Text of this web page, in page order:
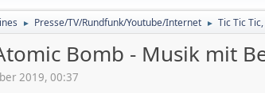
► Presse/TV/Rundfunk/Youtube/Internet ► Tic Tic
Bomb - Musik mit
2019, 00:37